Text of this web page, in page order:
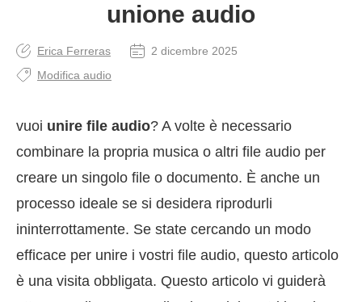
unione audio
Erica Ferreras
2 dicembre 2025
Modifica audio
vuoi unire file audio? A volte è necessario
combinare la propria musica o altri file audio per
creare un singolo file o documento. È anche un
processo ideale se si desidera riprodurli
ininterrottamente. Se state cercando un modo
efficace per unire i vostri file audio, questo articolo
è una visita obbligata. Questo articolo vi guiderà